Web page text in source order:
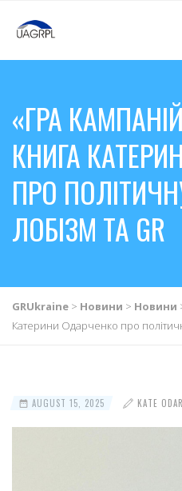
«ГРА
КНИГА
ПРО
ЛОБІЗМ ТА GR
GRUkraine > Новини > Новини
Катерини Одарченко про
AUGUST 15, 2025 KATE